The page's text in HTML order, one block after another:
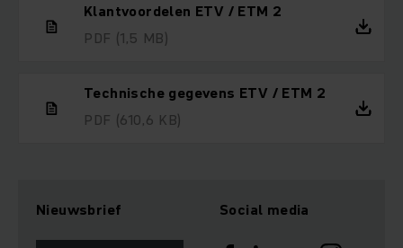
Klantvoordelen ETV / ETM 2
PDF (1,5 MB)
Technische gegevens ETV / ETM 2
PDF (610,6 KB)
Nieuwsbrief Social media